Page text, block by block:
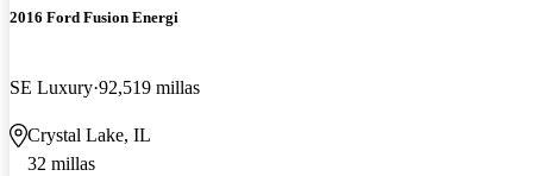
2016 Ford Fusion Energi
SE Luxury 92,519 millas
Crystal Lake, IL
32 millas